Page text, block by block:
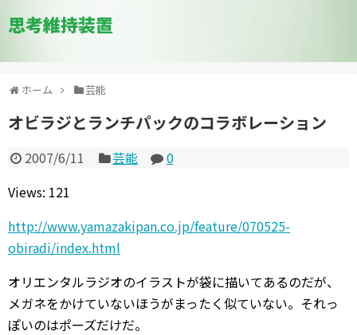
思考維持装置
ホーム 芸能
オビラジとランチパックのコラボレーション
2007/6/11 芸能
0
Views: 121
http://www.yamazakipan.co.jp/feature/070525-
obiradi/index.html
オリエンタルラジオのイラストが袋に描いてあるのだが、
メガネをかけていないほうがまったく似ていない。それっ
ぽいのはポーズだけだ。